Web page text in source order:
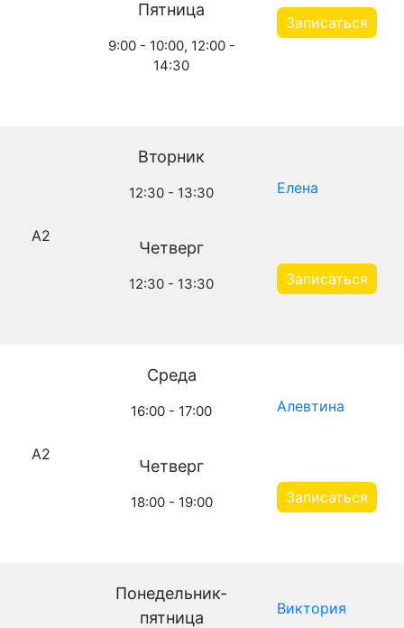
Пятница
9:00 - 10:00, 12:00 -
14:30
Записаться
A2
Вторник
12:30 - 13:30
Четверг
12:30 - 13:30
Елена
Записаться
A2
Среда
16:00 - 17:00
Четверг
18:00 - 19:00
Алевтина
Записаться
Понедельник-
пятница
Виктория